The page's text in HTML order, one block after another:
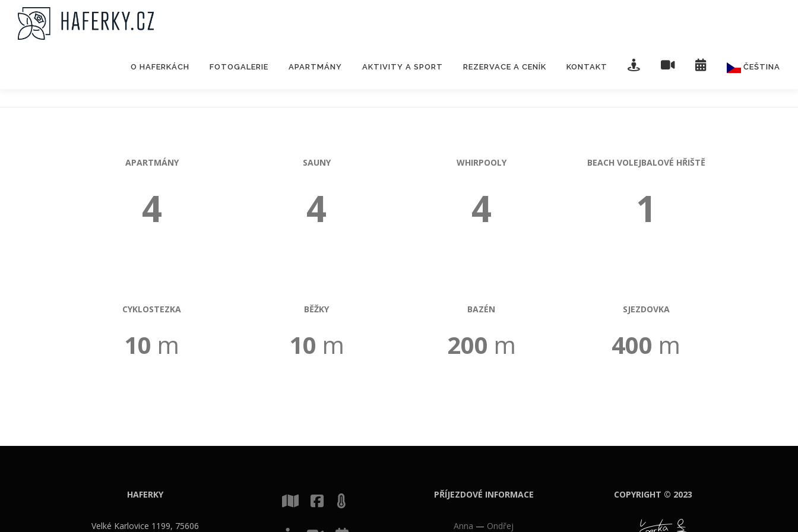
Přeskočit
obsah
O HAFERKÁCH FOTOGALERIE APARTMÁNY AKTIVITY A SPORT REZERVACE A CENÍK KONTAKT ČEŠTINA‎
APARTMÁNY
4
SAUNY
4
WHIRPOOLY
4
BEACH VOLEJBALOVÉ HŘIŠTĚ
1
CYKLOSTEZKA
10 m
BĚŽKY
10 m
BAZÉN
200 m
SJEZDOVKA
400 m
HAFERKY
Velké Karlovice 1199, 75606
PŘÍJEZDOVÉ INFORMACE
Anna — Ondřej
COPYRIGHT © 2023